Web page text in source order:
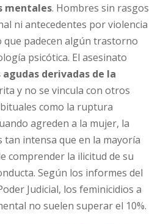
mentales. Hombres sin rasgos
ni antecedentes por violencia
que padecen algún trastorno
psicótica. El asesinato
agudas derivadas de la
y no se vincula con otros
como la ruptura
agreden a la mujer, la
tan intensa que en la mayoría
comprender la ilicitud de su
Según los informes del
Judicial, los feminicidios a
no suelen superar el 10%.